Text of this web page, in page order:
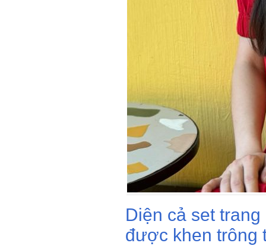
Diện cả set
được khen trông